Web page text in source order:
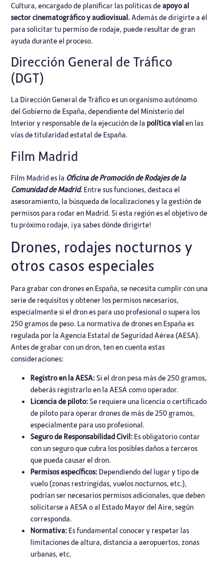
Cultura, encargado de planificar las políticas de apoyo al
sector cinematográfico y audiovisual.Además de dirigirte a él
para solicitar tu permiso de rodaje, puede resultar de gran
ayuda durante el proceso.
Dirección General de Tráfico
(DGT)
La Dirección General de Tráficoes un organismo autónomo
del Gobierno de España, dependiente del Ministerio del
Interior y responsable de la ejecución de la política vial en las
vías de titularidad estatal de España.
Film Madrid
Film Madrides la Oficina de Promoción de Rodajes de la
Comunidad de Madrid. Entre sus funciones, destaca el
asesoramiento, la búsqueda de localizacionesy la gestión de
permisos para rodar en Madrid. Si esta región es el objetivo de
tu próximo rodaje, ¡ya sabes dónde dirigirte!
Drones, rodajes nocturnos y
otros casos especiales
Para grabar con drones en España, se necesita cumplir con una
serie de requisitos y obtener los permisos necesarios,
especialmente si el dron es para uso profesional o supera los
250 gramos de peso. La normativa de drones en España es
regulada por la Agencia Estatal de Seguridad Aérea (AESA).
Antes de grabar con un dron, ten en cuenta estas
consideraciones:
Registro en la AESA:Si el dron pesa más de 250 gramos,
deberás registrarlo en la AESA como operador.
Licencia de piloto:Se requiere una licencia o certificado
de piloto para operar drones de más de 250 gramos,
especialmente para uso profesional.
Seguro de Responsabilidad Civil: Es obligatorio contar
con un seguro que cubra los posibles daños a terceros
que pueda causar el dron.
Permisos específicos: Dependiendo del lugar y tipo de
vuelo (zonas restringidas, vuelos nocturnos, etc.),
podrían ser necesarios permisos adicionales, que deben
solicitarse a AESA o al Estado Mayor del Aire, según
corresponda.
Normativa: Es fundamental conocer y respetar las
limitaciones de altura, distancia a aeropuertos, zonas
urbanas, etc.